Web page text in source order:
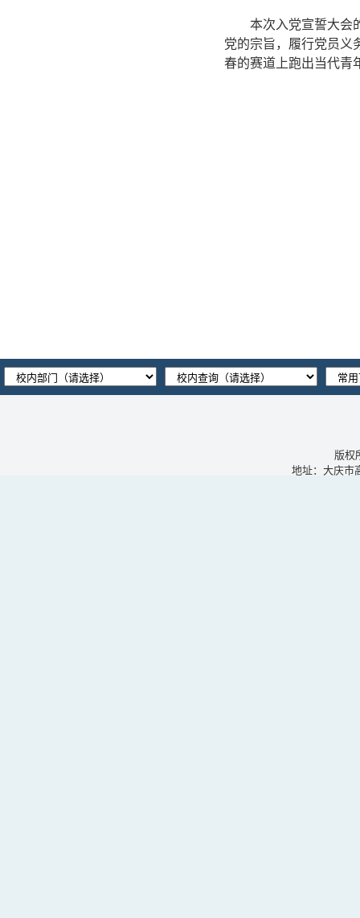
本次入党宣誓大会
党的宗旨，履行党员义
春的赛道上跑出当代青
版权
地址：大庆市